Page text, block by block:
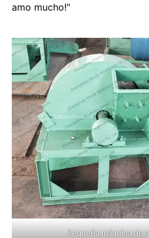
amo mucho!"
Pequeña máquina de